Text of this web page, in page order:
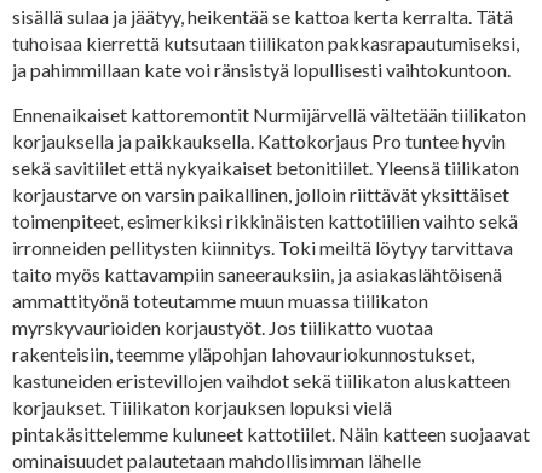
sisällä sulaa ja jäätyy, heikentää se kattoa kerta kerralta. Tätä
tuhoisaa kierrettä kutsutaan tiilikaton pakkasrapautumiseksi,
ja pahimmillaan kate voi ränsistyä lopullisesti vaihtokuntoon.
Ennenaikaiset kattoremontit Nurmijärvellä vältetään tiilikaton
korjauksella ja paikkauksella. Kattokorjaus Pro tuntee hyvin
sekä savitiilet että nykyaikaiset betonitiilet. Yleensä tiilikaton
korjaustarve on varsin paikallinen, jolloin riittävät yksittäiset
toimenpiteet, esimerkiksi rikkinäisten kattotiilien vaihto sekä
irronneiden pellitysten kiinnitys. Toki meiltä löytyy tarvittava
taito myös kattavampiin saneerauksiin, ja asiakaslähtöisenä
ammattityönä toteutamme muun muassa tiilikaton
myrskyvaurioiden korjaustyöt. Jos tiilikatto vuotaa
rakenteisiin, teemme yläpohjan lahovauriokunnostukset,
kastuneiden eristevillojen vaihdot sekä tiilikaton aluskatteen
korjaukset. Tiilikaton korjauksen lopuksi vielä
pintakäsittelemme kuluneet kattotiilet. Näin katteen suojaavat
ominaisuudet palautetaan mahdollisimman lähelle